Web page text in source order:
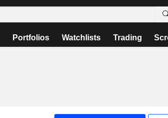
Portfolios Watchlists Trading